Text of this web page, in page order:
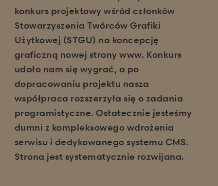
konkurs projektowy wśród członków
Stowarzyszenia Twórców Grafiki
Użytkowej (STGU) na koncepcję
graficzną nowej strony www. Konkurs
udało nam się wygrać, a po
dopracowaniu projektu nasza
współpraca rozszerzyła się o zadania
programistyczne. Ostatecznie jesteśmy
dumni z kompleksowego wdrożenia
serwisu i dedykowanego systemu CMS.
Strona jest systematycznie rozwijana.